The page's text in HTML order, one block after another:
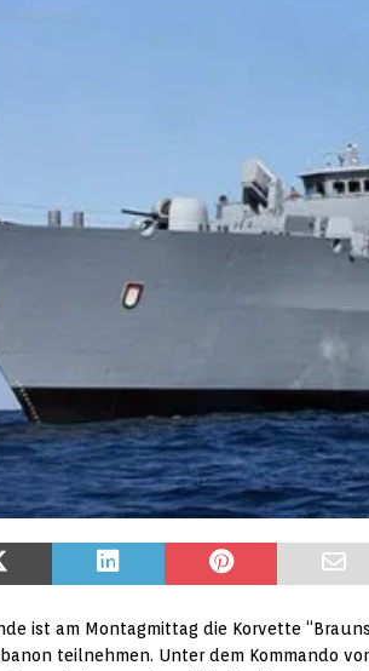
ist am Montagmittag die Korvette
teilnehmen. Unter dem Kommando